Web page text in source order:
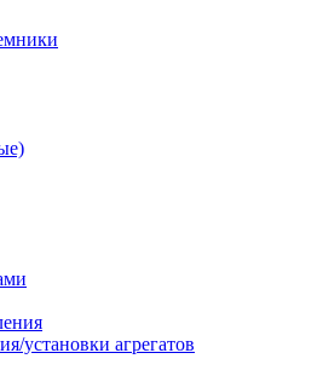
установки агрегатов